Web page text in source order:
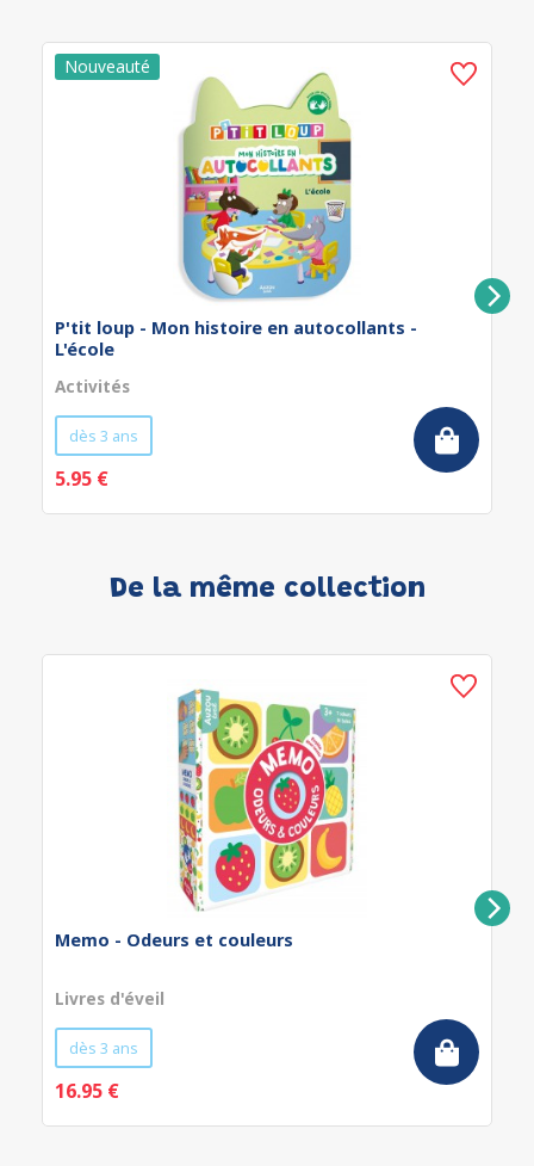
P'tit loup - Mon histoire en autocollants -
L'école
Activités
dès 3 ans
5.95 €
De la même collection
Memo - Odeurs et couleurs
Livres d'éveil
dès 3 ans
16.95 €